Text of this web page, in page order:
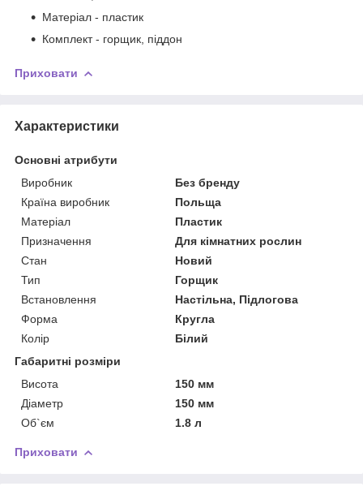
Матеріал - пластик
Комплект - горщик, піддон
Приховати
Характеристики
Основні атрибути
Виробник
Без бренду
Країна виробник
Польща
Матеріал
Пластик
Призначення
Для кімнатних рослин
Стан
Новий
Тип
Горщик
Встановлення
Настільна, Підлогова
Форма
Кругла
Колір
Білий
Габаритні розміри
Висота
150 мм
Діаметр
150 мм
Об`єм
1.8 л
Приховати